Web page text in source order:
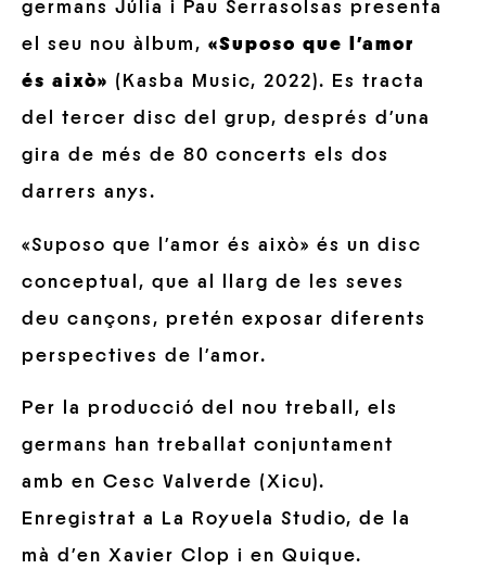
germans Júlia i Pau Serrasolsas presenta
el seu nou àlbum, «Suposo que l’amor
és això» (Kasba Music, 2022). Es tracta
del tercer disc del grup, després d’una
gira de més de 80 concerts els dos
darrers anys.
«Suposo que l’amor és això» és un disc
conceptual, que al llarg de les seves
deu cançons, pretén exposar diferents
perspectives de l’amor.
Per la producció del nou treball, els
germans han treballat conjuntament
amb en Cesc Valverde (Xicu).
Enregistrat a La Royuela Studio, de la
mà d’en Xavier Clop i en Quique.